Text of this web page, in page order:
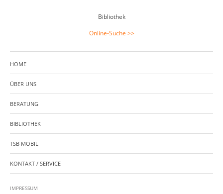
Bibliothek
Online-Suche >>
HOME
ÜBER UNS
BERATUNG
BIBLIOTHEK
TSB MOBIL
KONTAKT / SERVICE
IMPRESSUM